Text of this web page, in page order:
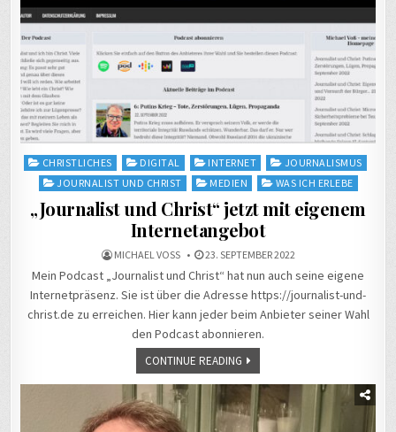
PostedCHRISTLICHES DIGITAL INTERNET
JOURNALISMUS
JOURNALIST UND CHRIST
MEDIEN WAS ICH ERLEBE
„Journalist und Christ“ jetzt mit eigenem
Internetangebot
MICHAEL VOSS 23. SEPTEMBER 2022
Mein Podcast „Journalist und Christ“ hat nun auch seine eigene
Internetpräsenz. Sie ist über die Adresse https://journalist-und-
christ.de zu erreichen. Hier kann jeder beim Anbieter seiner Wahl
den Podcast abonnieren.
CONTINUE READING